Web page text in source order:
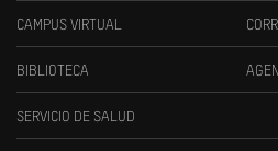
CAMPUS VIRTUAL
BIBLIOTECA
SERVICIO DE SALUD